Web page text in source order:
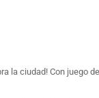
la ciudad! Con juego